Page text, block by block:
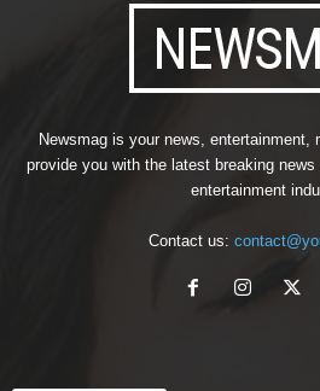
Newsmag is your news, entertainment,
provide you with the latest breaking
entertainment
Contact us: